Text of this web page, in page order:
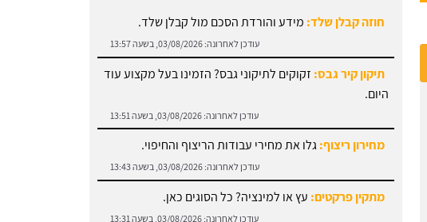
טל קאסר
חוזה קבלן שלד: מידע והורדת הסכם מול קבלן שלד.
עודכן לאחרונה: 03/08/2026, בשעה 13:57
תיקון קיר גבס: זקוקים לתיקוני גבס? הזמינו בעל מקצוע עוד
היום.
עודכן לאחרונה: 03/08/2026, בשעה 13:51
מחירון ריצוף:גלו את מחירי עבודות הריצוף והחיפוי.
עודכן לאחרונה: 03/08/2026, בשעה 13:43
מתקין פרקטים: עץ או למינציה? כל הסוגים כאן.
עודכן לאחרונה: 03/08/2026, בשעה 13:31